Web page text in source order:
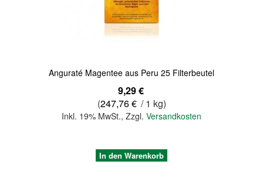
Anguraté Magentee aus Peru 25 Filterbeutel
9,29 €
(247,76 € / 1 kg)
Inkl. 19% MwSt., Zzgl. Versandkosten
In den Warenkorb